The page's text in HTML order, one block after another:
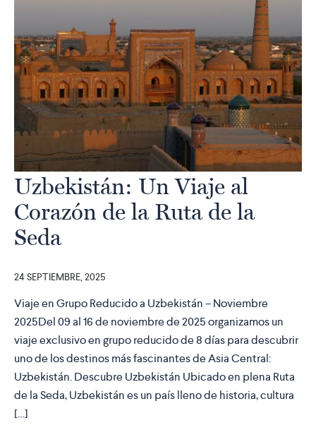
Uzbekistán: Un Viaje al
Corazón de la Ruta de la
Seda
24 SEPTIEMBRE, 2025
Viaje en Grupo Reducido a Uzbekistán – Noviembre
2025Del 09 al 16 de noviembre de 2025 organizamos un
viaje exclusivo en grupo reducido de 8 días para descubrir
uno de los destinos más fascinantes de Asia Central:
Uzbekistán. Descubre Uzbekistán Ubicado en plena Ruta
de la Seda, Uzbekistán es un país lleno de historia, cultura
[…]